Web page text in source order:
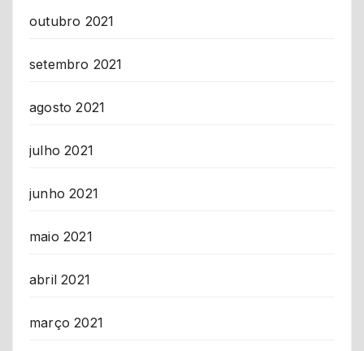
outubro 2021
setembro 2021
agosto 2021
julho 2021
junho 2021
maio 2021
abril 2021
março 2021